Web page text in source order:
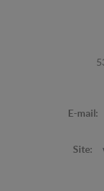
E-mail:
Site: